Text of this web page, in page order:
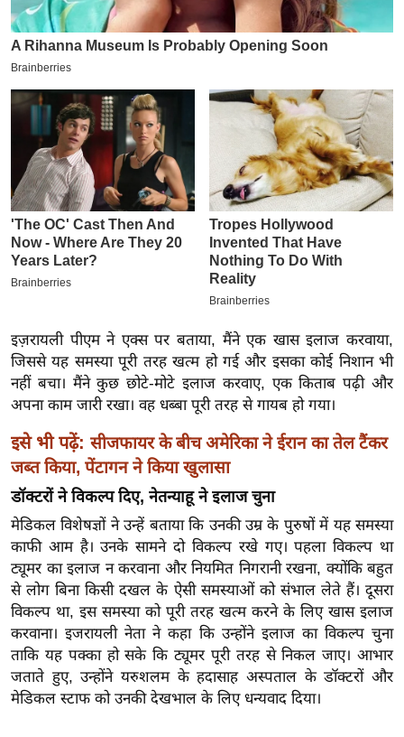
पे
प
र
मि
सा
बे
मि
सा
ल
श
य
त
यं
ग
इं
डि
या
सा
हि
त्य
ज
ग
त
ऑ
टो
व
इज़रायली पीएम ने एक्स पर बताया, मैंने एक खास इलाज करवाया,
जिससे यह समस्या पूरी तरह खत्म हो गई और इसका कोई निशान भी
नहीं बचा। मैंने कुछ छोटे-मोटे इलाज करवाए, एक किताब पढ़ी और
अपना काम जारी रखा। वह धब्बा पूरी तरह से गायब हो गया।
इसे भी पढ़ें: सीजफायर के बीच अमेरिका ने ईरान का तेल टैंकर
जब्त किया, पेंटागन ने किया खुलासा
डॉक्टरों ने विकल्प दिए, नेतन्याहू ने इलाज चुना
मेडिकल विशेषज्ञों ने उन्हें बताया कि उनकी उम्र के पुरुषों में यह समस्या
काफी आम है। उनके सामने दो विकल्प रखे गए। पहला विकल्प था
ट्यूमर का इलाज न करवाना और नियमित निगरानी रखना, क्योंकि बहुत
से लोग बिना किसी दखल के ऐसी समस्याओं को संभाल लेते हैं। दूसरा
विकल्प था, इस समस्या को पूरी तरह खत्म करने के लिए खास इलाज
करवाना। इजरायली नेता ने कहा कि उन्होंने इलाज का विकल्प चुना
ताकि यह पक्का हो सके कि ट्यूमर पूरी तरह से निकल जाए। आभार
जताते हुए, उन्होंने यरुशलम के हदासाह अस्पताल के डॉक्टरों और
मेडिकल स्टाफ को उनकी देखभाल के लिए धन्यवाद दिया।